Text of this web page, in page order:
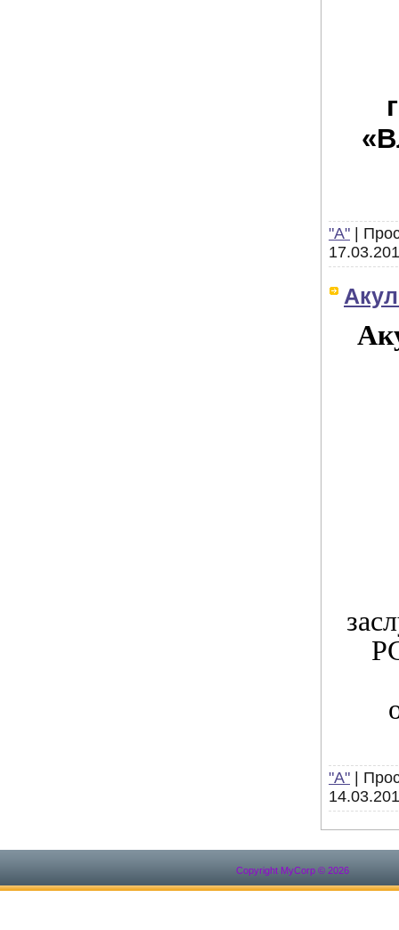
"А" |
"А" |
Copyright MyCorp © 2026